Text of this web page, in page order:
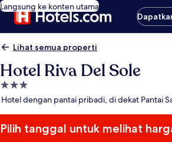
Langsung ke konten utama
Lihat semua properti
Hotel Riva Del Sole
Properti
bintang
Hotel dengan pantai pribadi, di dekat Pantai
Pilih tanggal untuk melihat